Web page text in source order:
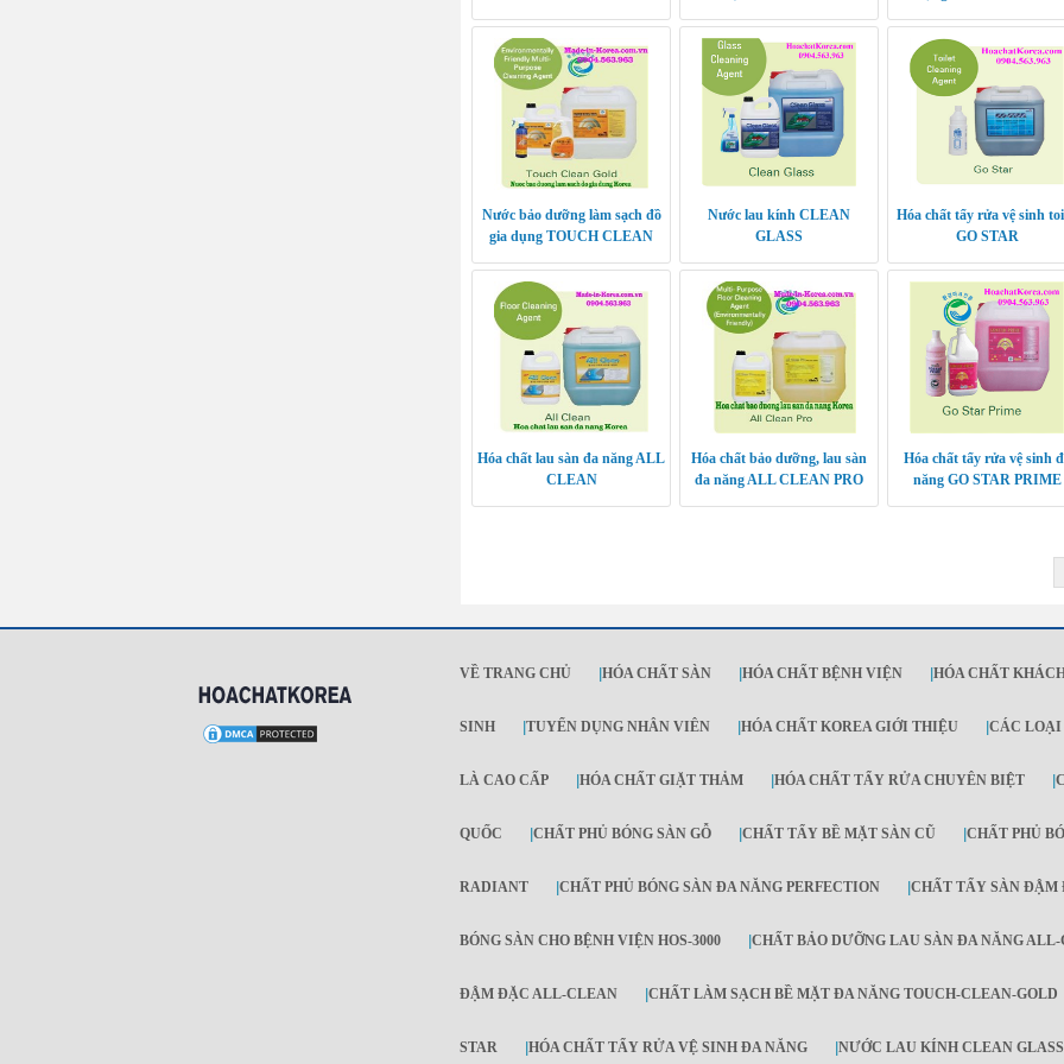
Nước bảo dưỡng làm sạch đồ
gia dụng TOUCH CLEAN
Nước lau kính CLEAN
GLASS
Hóa chất tẩy rửa vệ sinh
GO STAR
Hóa chất lau sàn đa năng ALL
CLEAN
Hóa chất bảo dưỡng, lau sàn
đa năng ALL CLEAN PRO
Hóa chất tẩy rửa vệ sinh
năng GO STAR PRIME
VỀ TRANG CHỦ |HÓA CHẤT SÀN |HÓA CHẤT BỆNH VIỆN |HÓA CHẤT
SINH |TUYỂN DỤNG NHÂN VIÊN |HÓA CHẤT KOREA GIỚI THIỆU |CÁC LOẠI
LÀ CAO CẤP |HÓA CHẤT GIẶT THẢM |HÓA CHẤT TẨY RỬA CHUYÊN BIỆT |
QUỐC |CHẤT PHỦ BÓNG SÀN GỖ |CHẤT TẨY BỀ MẶT SÀN CŨ |CHẤT PHỦ
RADIANT |CHẤT PHỦ BÓNG SÀN ĐA NĂNG PERFECTION |CHẤT TẨY SÀN ĐẬM
BÓNG SÀN CHO BỆNH VIỆN HOS-3000 |CHẤT BẢO DƯỠNG LAU SÀN ĐA NĂNG ALL-
ĐẬM ĐẶC ALL-CLEAN |CHẤT LÀM SẠCH BỀ MẶT ĐA NĂNG TOUCH-CLEAN-GOLD
STAR |HÓA CHẤT TẨY RỬA VỆ SINH ĐA NĂNG |NƯỚC LAU KÍNH CLEAN GLASS